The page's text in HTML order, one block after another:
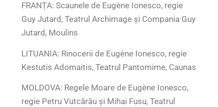
FRANȚA: Scaunele de Eugène Ionesco, regie
Guy Jutard, Teatrul Archimage și Compania Guy
Jutard, Moulins
LITUANIA: Rinocerii de Eugène Ionesco, regie
Kestutis Adomaitis, Teatrul Pantomime, Caunas
MOLDOVA: Regele Moare de Eugène Ionesco,
regie Petru Vutcărău și Mihai Fusu, Teatrul